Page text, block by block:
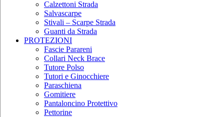
Calzettoni Strada
Salvascarpe
Stivali – Scarpe Strada
Guanti da Strada
PROTEZIONI
Fascie Parareni
Collari Neck Brace
Tutore Polso
Tutori e Ginocchiere
Paraschiena
Gomitiere
Pantaloncino Protettivo
Pettorine